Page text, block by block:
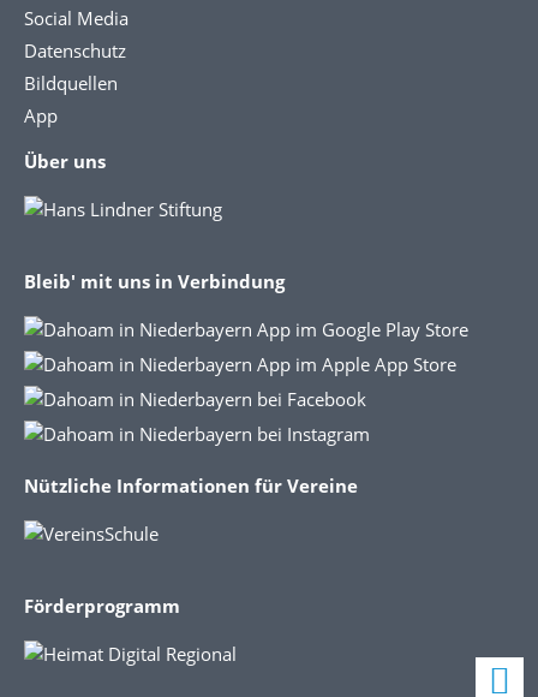
Social Media
Datenschutz
Bildquellen
App
Über uns
Bleib' mit uns in Verbindung
Nützliche Informationen für Vereine
Förderprogramm